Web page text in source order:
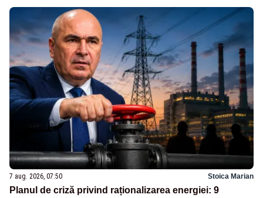
7 aug. 2026, 07:50 Stoica Marian
Planul de criză privind raționalizarea energiei: 9